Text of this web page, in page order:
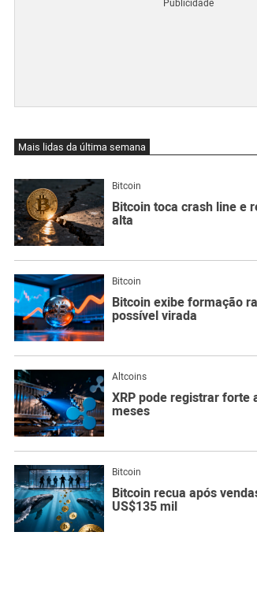
Mais lidas da última semana
Bitcoin
Bitcoin toca crash line e
alta
Bitcoin
Bitcoin exibe formação
possível virada
Altcoins
XRP pode registrar forte
meses
Bitcoin
Bitcoin recua após
US$135 mil